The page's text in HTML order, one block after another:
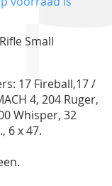
Small
17 Fireball,17 /
4, 204 Ruger,
Whisper, 32
6 x 47.